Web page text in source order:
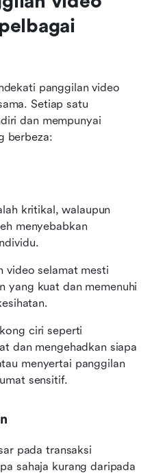
panggilan video
Setiap satu
dan mempunyai
berbeza:
kritikal, walaupun
menyebabkan
video selamat mesti
yang kuat dan memenuhi
ciri seperti
dan mengehadkan siapa
menyertai panggilan
sensitif.
pada transaksi
sahaja kurang daripada